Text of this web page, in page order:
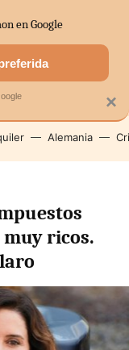
MERCADOS
Alemania
ricos.
×
en Google